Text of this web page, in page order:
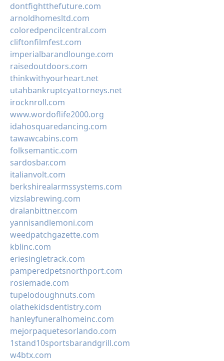
dontfightthefuture.com
arnoldhomesltd.com
coloredpencilcentral.com
cliftonfilmfest.com
imperialbarandlounge.com
raisedoutdoors.com
thinkwithyourheart.net
utahbankruptcyattorneys.net
irocknroll.com
www.wordoflife2000.org
idahosquaredancing.com
tawawcabins.com
folksemantic.com
sardosbar.com
italianvolt.com
berkshirealarmssystems.com
vizslabrewing.com
dralanbittner.com
yannisandlemoni.com
weedpatchgazette.com
kblinc.com
eriesingletrack.com
pamperedpetsnorthport.com
rosiemade.com
tupelodoughnuts.com
olathekidsdentistry.com
hanleyfuneralhomeinc.com
mejorpaquetesorlando.com
1stand10sportsbarandgrill.com
w4btx.com